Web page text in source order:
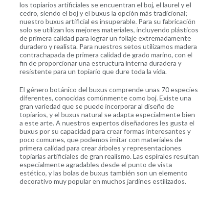
los topiarios artificiales se encuentran el boj, el laurel y el
cedro, siendo el boj y el buxus la opción más tradicional;
nuestro buxus artificial es insuperable. Para su fabricación
solo se utilizan los mejores materiales, incluyendo plásticos
de primera calidad para lograr un follaje extremadamente
duradero y realista. Para nuestros setos utilizamos madera
contrachapada de primera calidad de grado marino, con el
fin de proporcionar una estructura interna duradera y
resistente para un topiario que dure toda la vida.
El género botánico del buxus comprende unas 70 especies
diferentes, conocidas comúnmente como boj. Existe una
gran variedad que se puede incorporar al diseño de
topiarios, y el buxus natural se adapta especialmente bien
a este arte. A nuestros expertos diseñadores les gusta el
buxus por su capacidad para crear formas interesantes y
poco comunes, que podemos imitar con materiales de
primera calidad para crear árboles y representaciones
topiarias artificiales de gran realismo. Las espirales resultan
especialmente agradables desde el punto de vista
estético, y las bolas de buxus también son un elemento
decorativo muy popular en muchos jardines estilizados.